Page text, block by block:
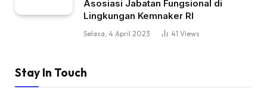
Asosiasi Jabatan Fungsional di
Lingkungan Kemnaker RI
Selasa, 4 April 2023 41 Views
Stay In Touch